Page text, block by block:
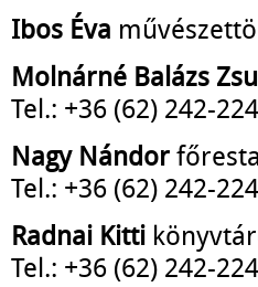
Ibos Éva
Molnárné Balázs
Tel.: +36 (62) 242-
Nagy Nándor
Tel.: +36 (62) 242-
Radnai Kitti
Tel.: +36 (62) 242-